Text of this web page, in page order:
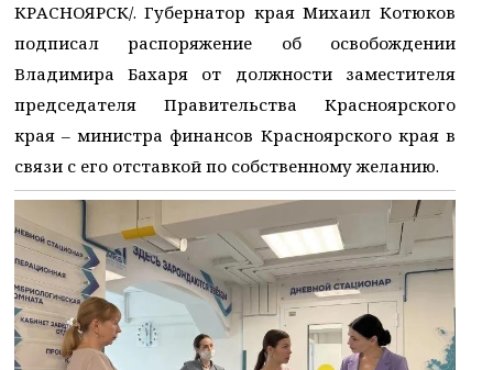
КРАСНОЯРСК/. Губернатор края Михаил Котюков
подписал распоряжение об освобождении
Владимира Бахаря от должности заместителя
председателя Правительства Красноярского
края – министра финансов Красноярского края в
связи с его отставкой по собственному желанию.